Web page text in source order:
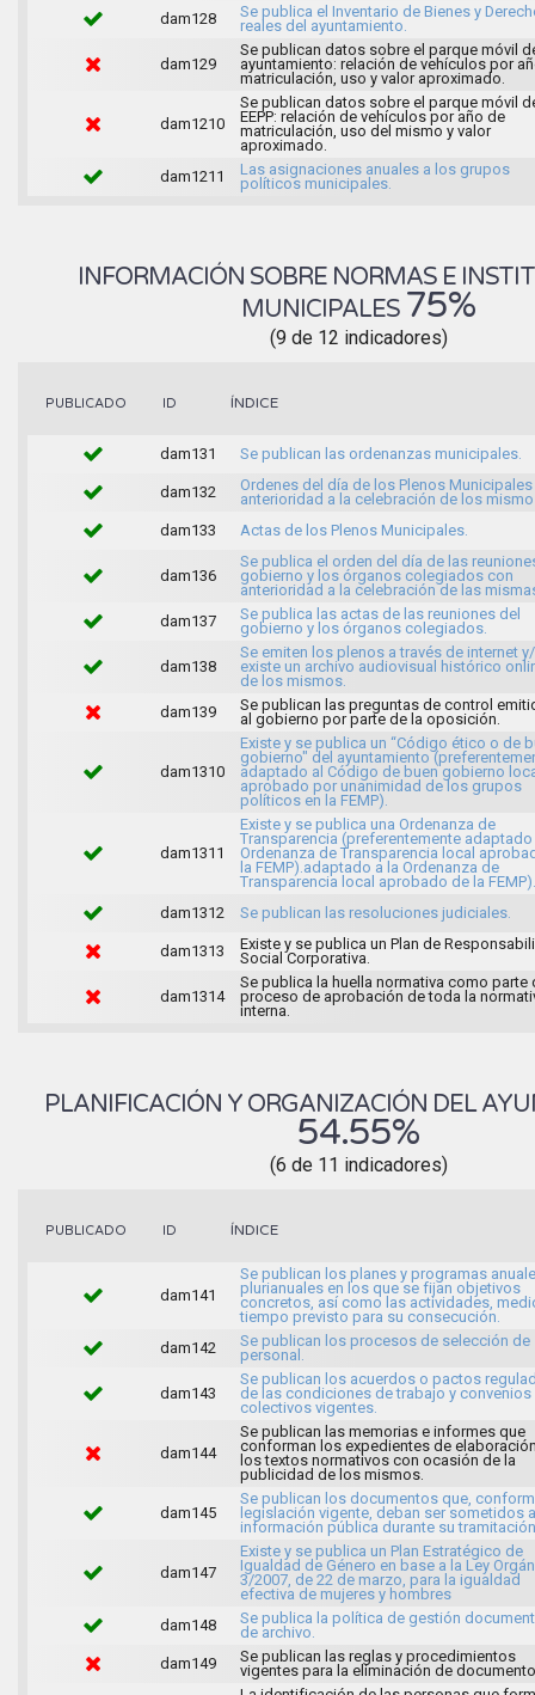
dam128
Se publica el Inventario de Bienes y
reales del ayuntamiento.
dam129
Se publican datos sobre el parque móvil
ayuntamiento: relación de vehículos por
matriculación, uso y valor aproximado.
dam1210
Se publican datos sobre el parque móvil
EEPP: relación de vehículos por año de
matriculación, uso del mismo y valor
aproximado.
dam1211
Las asignaciones anuales a los grupos
políticos municipales.
INFORMACIÓN SOBRE NORMAS E
MUNICIPALES 75%
(9 de 12 indicadores)
PUBLICADO ID ÍNDICE
dam131 Se publican las ordenanzas municipales.
dam132
Ordenes del día de los Plenos
anterioridad a la celebración de los
dam133
Actas de los Plenos Municipales.
dam136
Se publica el orden del día de las
gobierno y los órganos colegiados con
anterioridad a la celebración de las
dam137
Se publica las actas de las reuniones del
gobierno y los órganos colegiados.
dam138
Se emiten los plenos a través de internet
existe un archivo audiovisual histórico
de los mismos.
dam139
Se publican las preguntas de control
al gobierno por parte de la oposición.
dam1310
Existe y se publica un “Código ético o de
gobierno" del ayuntamiento
adaptado al Código de buen gobierno
aprobado por unanimidad de los grupos
políticos en la FEMP).
dam1311
Existe y se publica una Ordenanza de
Transparencia (preferentemente adaptado
Ordenanza de Transparencia local
la FEMP).adaptado a la Ordenanza de
Transparencia local aprobado de la FEMP).
dam1312
Se publican las resoluciones judiciales.
dam1313
Existe y se publica un Plan de
Social Corporativa.
dam1314
Se publica la huella normativa como parte
proceso de aprobación de toda la
interna.
PLANIFICACIÓN Y ORGANIZACIÓN DEL
54.55%
(6 de 11 indicadores)
PUBLICADO ID ÍNDICE
dam141
Se publican los planes y programas
plurianuales en los que se fijan objetivos
concretos, así como las actividades,
tiempo previsto para su consecución.
dam142
Se publican los procesos de selección de
personal.
dam143
Se publican los acuerdos o pactos
de las condiciones de trabajo y convenios
colectivos vigentes.
dam144
Se publican las memorias e informes que
conforman los expedientes de
los textos normativos con ocasión de la
publicidad de los mismos.
dam145
Se publican los documentos que,
legislación vigente, deban ser sometidos a
información pública durante su
dam147
Existe y se publica un Plan Estratégico de
Igualdad de Género en base a la Ley
3/2007, de 22 de marzo, para la igualdad
efectiva de mujeres y hombres
dam148
Se publica la política de gestión
de archivo.
dam149
Se publican las reglas y procedimientos
vigentes para la eliminación de